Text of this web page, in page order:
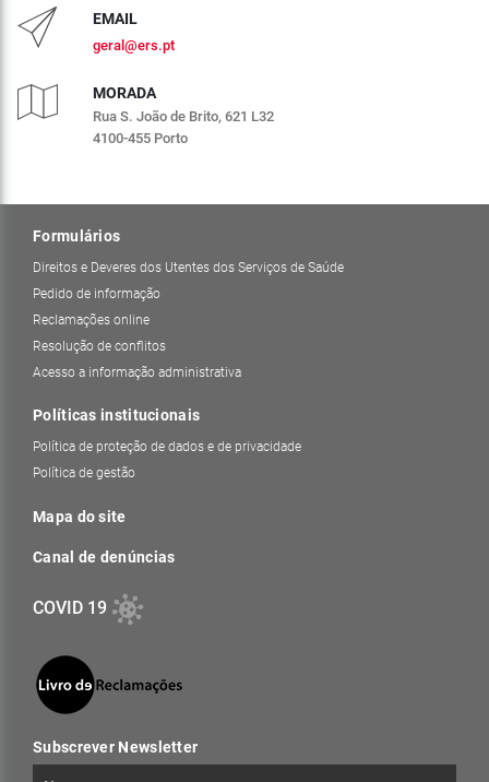
EMAIL
geral@ers.pt
MORADA
Rua S. João de Brito, 621 L32
4100-455 Porto
Formulários
Direitos e Deveres dos Utentes dos Serviços de Saúde
Pedido de informação
Reclamações online
Resolução de conflitos
Acesso a informação administrativa
Políticas institucionais
Política de proteção de dados e de privacidade
Política de gestão
Mapa do site
Canal de denúncias
COVID 19
Subscrever Newsletter